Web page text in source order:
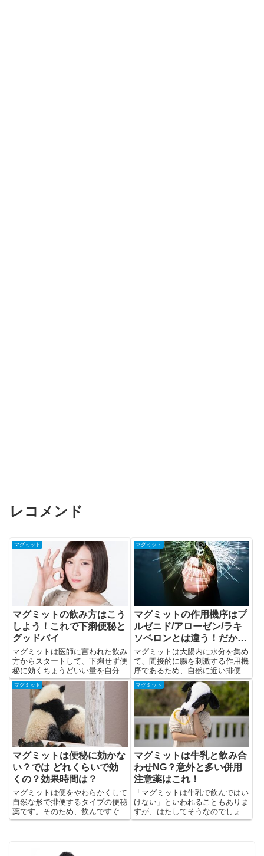
レコメンド
マグミット
マグミットの飲み方はこう
しよう！これで下痢便秘と
グッドバイ
マグミットは医師に言われた飲み
方からスタートして、下痢せず便
秘に効くちょうどいい量を自分で
調整しなくてはなりません。その
飲み方を解説します。
マグミット
マグミットの作用機序はプ
ルゼニド/アローゼン/ラキ
ソベロンとは違う！だから
腹痛も弱い
マグミットは大腸内に水分を集め
て、間接的に腸を刺激する作用機
序であるため、自然に近い排便効
果が得られます。便秘薬特有のキ
ュルキュル～ッという腹痛も起こ
しにくいです。
マグミット
マグミットは便秘に効かな
い？では どれくらいで効
くの？効果時間は？
マグミットは便をやわらかくして
自然な形で排便するタイプの便秘
薬です。そのため、飲んですぐに
効くわけではありません。飲んで
マグミット
マグミットは牛乳と飲み合
わせNG？意外と多い併用
注意薬はこれ！
「マグミットは牛乳で飲んではい
けない」といわれることもありま
すが、はたしてそうなのでしょう
か？マグミットと飲み合わせに注